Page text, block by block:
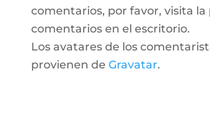
comentarios, por favor, visita la
comentarios en el escritorio.
Los avatares de los
provienen de Gravatar.